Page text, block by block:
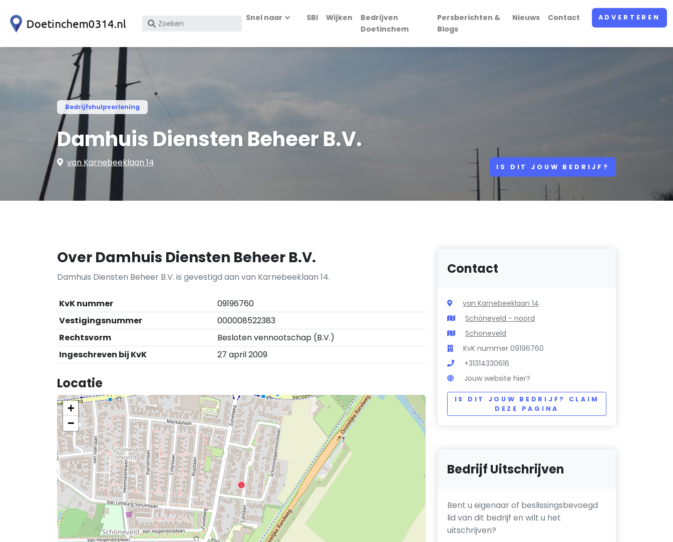
Zoek
bedrijfsnaam
Snel naar SBI Wijken
Bedrijven
Doetinchem
Persberichten &
Blogs
Nieuws Contact ADVERTEREN
Bedrijfshulpverlening
Damhuis Diensten Beheer B.V.
van Karnebeeklaan 14 IS DIT JOUW BEDRIJF?
Over Damhuis Diensten Beheer B.V.
Damhuis Diensten Beheer B.V. is gevestigd aan van Karnebeeklaan 14.
KvK nummer
09196760
Vestigingsnummer
000008522383
Rechtsvorm
Besloten vennootschap (B.V.)
Ingeschreven bij KvK
27 april 2009
Locatie
+
−
Contact
van Karnebeeklaan 14
Schöneveld - noord
Schoneveld
KvK nummer 09196760
+31314330616
Jouw website hier?
IS DIT JOUW BEDRIJF? CLAIM
DEZE PAGINA
Bedrijf Uitschrijven
Bent u eigenaar of beslissingsbevoegd
lid van dit bedrijf en wilt u het
uitschrijven?